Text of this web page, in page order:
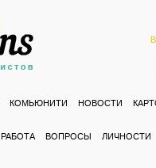
КОМЬЮНИТИ НОВОСТИ
РАБОТА ВОПРОСЫ ЛИЧНОСТИ